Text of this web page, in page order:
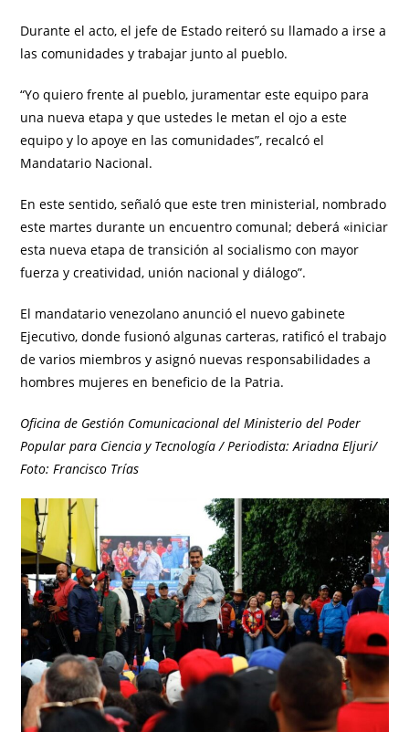
Durante el acto, el jefe de Estado reiteró su llamado a irse a
las comunidades y trabajar junto al pueblo.
“Yo quiero frente al pueblo, juramentar este equipo para
una nueva etapa y que ustedes le metan el ojo a este
equipo y lo apoye en las comunidades”, recalcó el
Mandatario Nacional.
En este sentido, señaló que este tren ministerial, nombrado
este martes durante un encuentro comunal; deberá «iniciar
esta nueva etapa de transición al socialismo con mayor
fuerza y creatividad, unión nacional y diálogo”.
El mandatario venezolano anunció el nuevo gabinete
Ejecutivo, donde fusionó algunas carteras, ratificó el trabajo
de varios miembros y asignó nuevas responsabilidades a
hombres mujeres en beneficio de la Patria.
Oficina de Gestión Comunicacional del Ministerio del Poder
Popular para Ciencia y Tecnología / Periodista: Ariadna Eljuri/
Foto: Francisco Trías